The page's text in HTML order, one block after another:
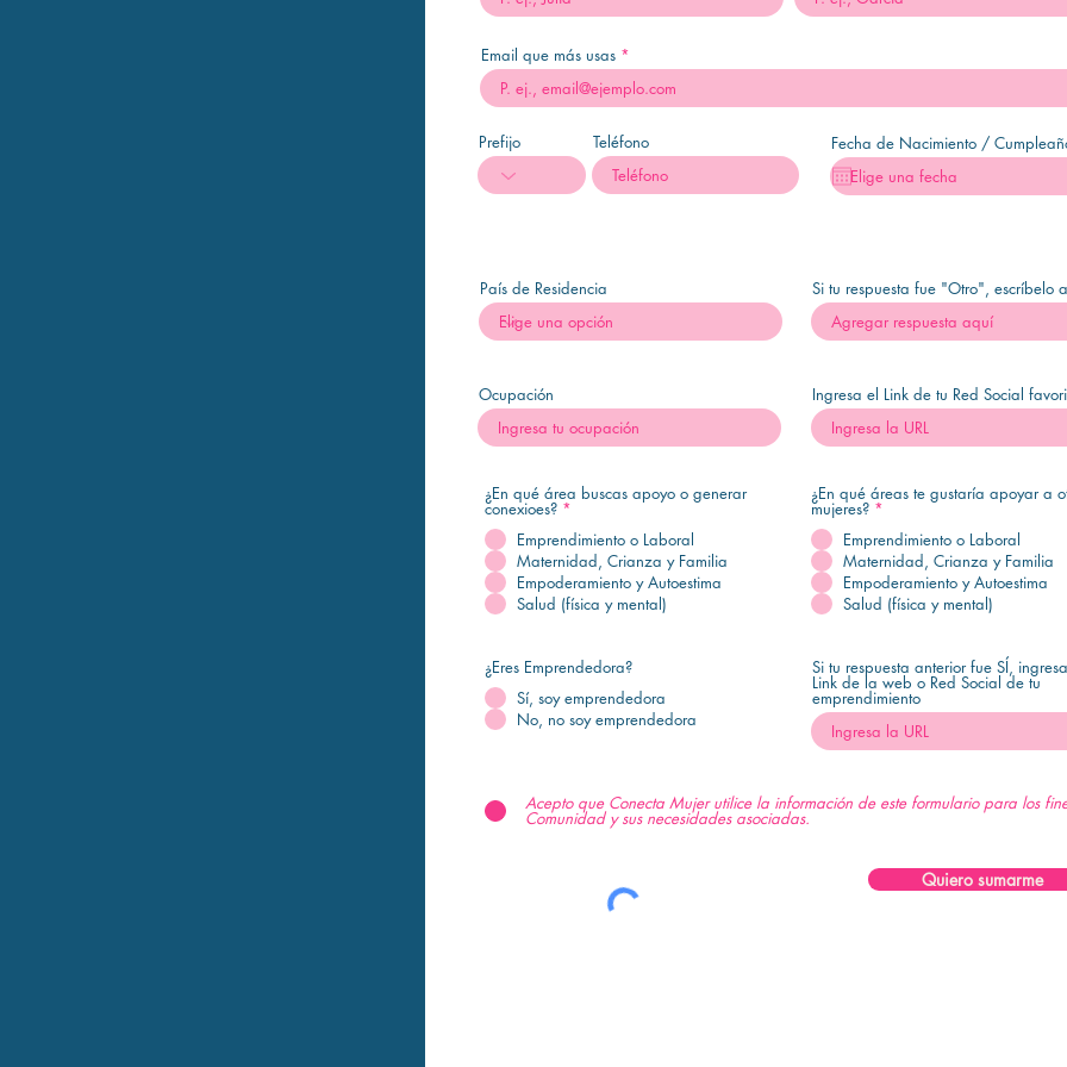
Email que más usas
Prefijo Teléfono Fecha de Nacimiento /
País de Residencia
Si tu respuesta fue "Otro", escríbelo
Ocupación Ingresa el Link de tu Red Social
¿En qué área buscas apoyo o generar
conexioes? *
Emprendimiento o Laboral
Maternidad, Crianza y Familia
Empoderamiento y Autoestima
Salud (física y mental)
¿En qué áreas te gustaría apoyar a
mujeres? *
Emprendimiento o Laboral
Maternidad, Crianza y Familia
Empoderamiento y Autoestima
Salud (física y mental)
¿Eres Emprendedora?
Sí, soy emprendedora
No, no soy emprendedora
Si tu respuesta anterior fue SÍ,
Link de la web o Red Social de tu
emprendimiento
Acepto que Conecta Mujer utilice la información de este formulario para los
Comunidad y sus necesidades asociadas.
Quiero sumarme